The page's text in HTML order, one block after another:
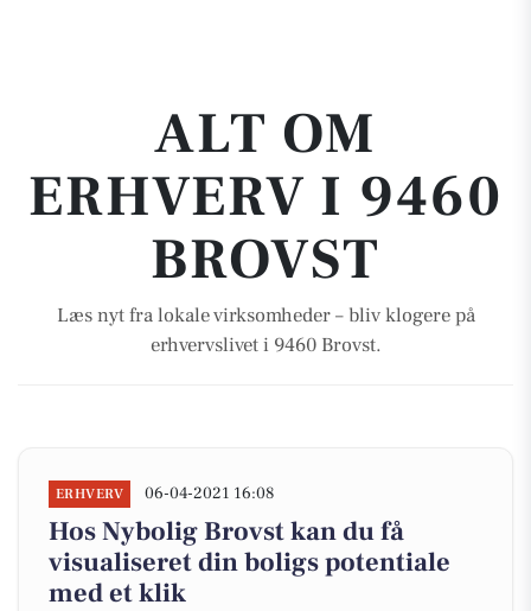
ALT OM
ERHVERV I 9460
BROVST
Læs nyt fra lokale virksomheder – bliv klogere på
erhvervslivet i 9460 Brovst.
ERHVERV 06-04-2021 16:08
Hos Nybolig Brovst kan du få
visualiseret din boligs potentiale
med et klik